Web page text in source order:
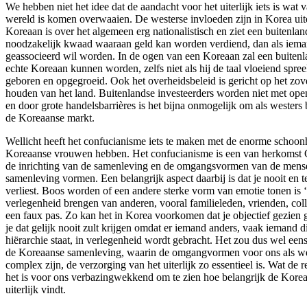
We hebben niet het idee dat de aandacht voor het uiterlijk iets is wat
wereld is komen overwaaien. De westerse invloeden zijn in Korea
Koreaan is over het algemeen erg nationalistisch en ziet een
noodzakelijk kwaad waaraan geld kan worden verdiend, dan als
geassocieerd wil worden. In de ogen van een Koreaan zal een
echte Koreaan kunnen worden, zelfs niet als hij de taal vloeiend
geboren en opgegroeid. Ook het overheidsbeleid is gericht op het
houden van het land. Buitenlandse investeerders worden niet met
en door grote handelsbarrières is het bijna onmogelijk om als westers
de Koreaanse markt.
Wellicht heeft het confucianisme iets te maken met de enorme
Koreaanse vrouwen hebben. Het confucianisme is een van herkomst
de inrichting van de samenleving en de omgangsvormen van de
samenleving vormen. Een belangrijk aspect daarbij is dat je nooit en
verliest. Boos worden of een andere sterke vorm van emotie tonen is
verlegenheid brengen van anderen, vooral familieleden, vrienden,
een faux pas. Zo kan het in Korea voorkomen dat je objectief gezien
je dat gelijk nooit zult krijgen omdat er iemand anders, vaak iemand
hiërarchie staat, in verlegenheid wordt gebracht. Het zou dus wel
de Koreaanse samenleving, waarin de omgangvormen voor ons als
complex zijn, de verzorging van het uiterlijk zo essentieel is. Wat de
het is voor ons verbazingwekkend om te zien hoe belangrijk de
uiterlijk vindt.